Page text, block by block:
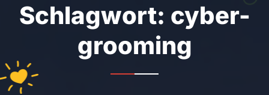
Schlagwort: cyber-
grooming